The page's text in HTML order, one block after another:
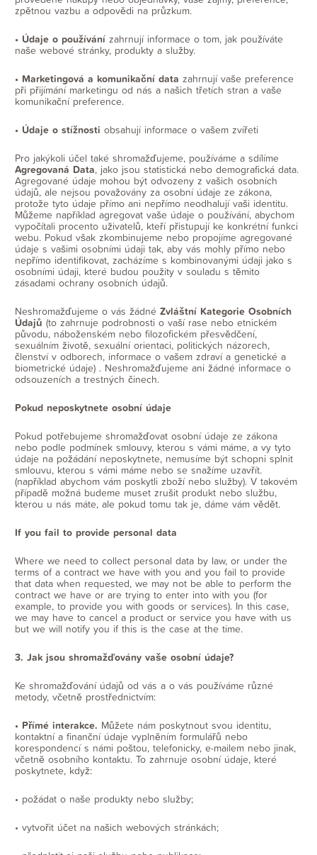
zpětnou vazbu a odpovědi na průzkum.
• Údaje o používání zahrnují informace o tom, jak používáte
naše webové stránky, produkty a služby.
• Marketingová a komunikační data zahrnují vaše preference
při přijímání marketingu od nás a našich třetích stran a vaše
komunikační preference.
• Údaje o stížnosti obsahují informace o vašem zvířeti
Pro jakýkoli účel také shromažďujeme, používáme a sdílíme
Agregovaná Data, jako jsou statistická nebo demografická data.
Agregované údaje mohou být odvozeny z vašich osobních
údajů, ale nejsou považovány za osobní údaje ze zákona,
protože tyto údaje přímo ani nepřímo neodhalují vaši identitu.
Můžeme například agregovat vaše údaje o používání, abychom
vypočítali procento uživatelů, kteří přistupují ke konkrétní funkci
webu. Pokud však zkombinujeme nebo propojíme agregované
údaje s vašimi osobními údaji tak, aby vás mohly přímo nebo
nepřímo identifikovat, zacházíme s kombinovanými údaji jako s
osobními údaji, které budou použity v souladu s těmito
zásadami ochrany osobních údajů.
Neshromažďujeme o vás žádné Zvláštní Kategorie Osobních
Údajů (to zahrnuje podrobnosti o vaší rase nebo etnickém
původu, náboženském nebo filozofickém přesvědčení,
sexuálním životě, sexuální orientaci, politických názorech,
členství v odborech, informace o vašem zdraví a genetické a
biometrické údaje) . Neshromažďujeme ani žádné informace o
odsouzeních a trestných činech.
Pokud neposkytnete osobní údaje
Pokud potřebujeme shromažďovat osobní údaje ze zákona
nebo podle podmínek smlouvy, kterou s vámi máme, a vy tyto
údaje na požádání neposkytnete, nemusíme být schopni splnit
smlouvu, kterou s vámi máme nebo se snažíme uzavřít.
(například abychom vám poskytli zboží nebo služby). V takovém
případě možná budeme muset zrušit produkt nebo službu,
kterou u nás máte, ale pokud tomu tak je, dáme vám vědět.
If you fail to provide personal data
Where we need to collect personal data by law, or under the
terms of a contract we have with you and you fail to provide
that data when requested, we may not be able to perform the
contract we have or are trying to enter into with you (for
example, to provide you with goods or services). In this case,
we may have to cancel a product or service you have with us
but we will notify you if this is the case at the time.
3. Jak jsou shromažďovány vaše osobní údaje?
Ke shromažďování údajů od vás a o vás používáme různé
metody, včetně prostřednictvím:
• Přímé interakce. Můžete nám poskytnout svou identitu,
kontaktní a finanční údaje vyplněním formulářů nebo
korespondencí s námi poštou, telefonicky, e-mailem nebo jinak,
včetně osobního kontaktu. To zahrnuje osobní údaje, které
poskytnete, když:
• požádat o naše produkty nebo služby;
• vytvořit účet na našich webových stránkách;